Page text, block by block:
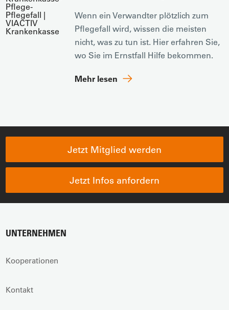
Wenn ein Verwandter plötzlich zum
Pflegefall wird, wissen die meisten
nicht, was zu tun ist. Hier erfahren Sie,
wo Sie im Ernstfall Hilfe bekommen.
Mehr lesen
Jetzt Mitglied werden
Jetzt Infos anfordern
UNTERNEHMEN
Kooperationen
Kontakt